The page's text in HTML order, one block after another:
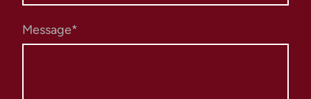
Message*